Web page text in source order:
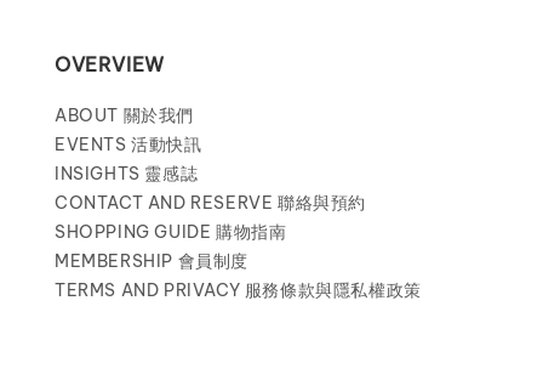
OVERVIEW
ABOUT 關於我們
EVENTS 活動快訊
INSIGHTS 靈感誌
CONTACT AND RESERVE 聯絡與預約
SHOPPING GUIDE 購物指南
MEMBERSHIP 會員制度
TERMS AND PRIVACY 服務條款與隱私權政策